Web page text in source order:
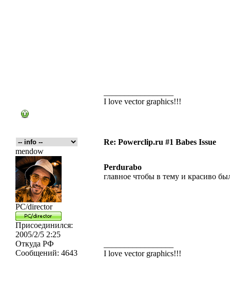
I love vector graphics!!!
Re: Powerclip.ru #1 Babes Issue
mendow
PC/director
Присоединился:
2005/2/5 2:25
Откуда РФ
Сообщений: 4643
Perdurabo
главное чтобы в тему и красиво
I love vector graphics!!!